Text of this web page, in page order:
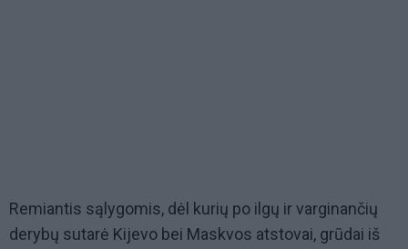
Remiantis sąlygomis, dėl kurių po ilgų ir varginančių
derybų sutarė Kijevo bei Maskvos atstovai, grūdai iš